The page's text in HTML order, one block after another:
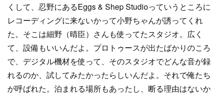
くして、忍野にあるEggs & Shep Studioっていうところに
レコーディングに来ないかって小野ちゃんが誘ってくれ
た。そこは細野（晴臣）さんも使ってたスタジオ。広く
て、設備もいいんだよ。プロトゥースが出たばかりのころ
で、デジタル機材を使って、そのスタジオでどんな音が録
れるのか、試してみたかったらしいんだよ。それで俺たち
が呼ばれた。泊まれる場所もあったし、断る理由はないか